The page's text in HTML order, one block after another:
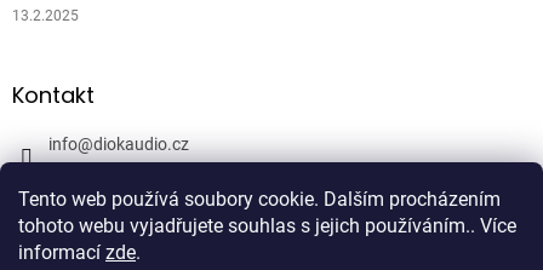
Tento web používá soubory cookie. Dalším procházením
tohoto webu vyjadřujete souhlas s jejich používáním.. Více
informací zde.
13.2.2025
Kontakt
info@diokaudio.cz
DiokAudio.cz - Hifi Studio Pánský Dvůr